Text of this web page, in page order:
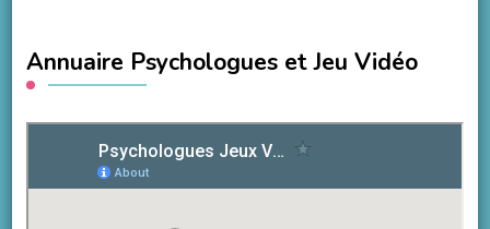
Annuaire Psychologues et Jeu Vidéo